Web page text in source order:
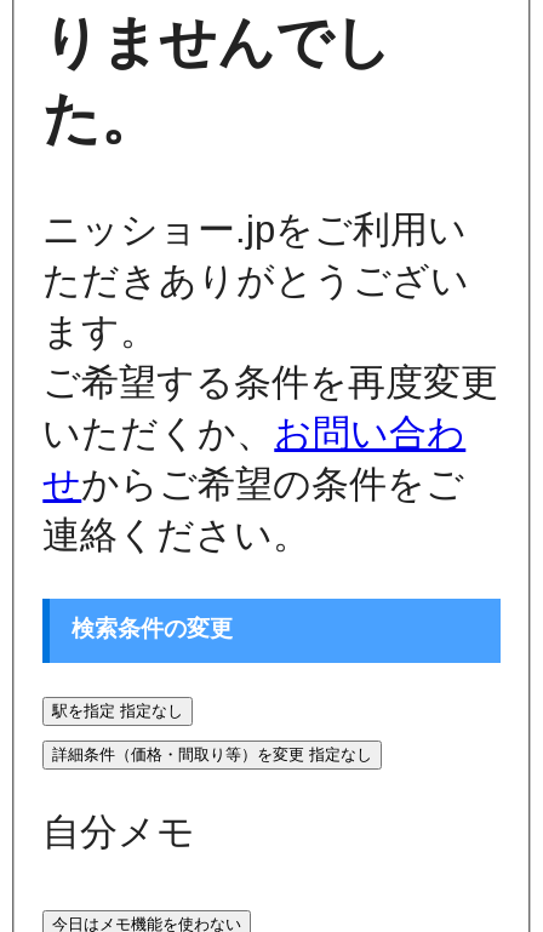
りませんでし
た。
ニッショー.jpをご利用い
ただきありがとうござい
ます。
ご希望する条件を再度変更
いただくか、 お問い合わ
せからご希望の条件をご
連絡ください。
検索条件の変更
駅を指定 指定なし
詳細条件（価格・間取り等）を変更 指定なし
自分メモ
今日はメモ機能を使わない